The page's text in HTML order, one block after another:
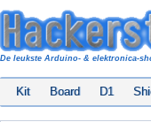
De leukste Arduino- & elektronica-
Kit Board D1